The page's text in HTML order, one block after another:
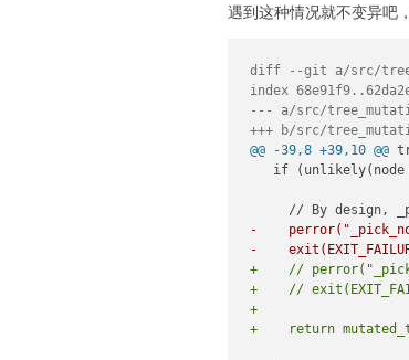
遇到这种情况就不变异吧
diff --git a/src/
index
--- a/src/
+++ b/src/
@@ -39,8 +39,10 @@
if (unlikely(node
-
-
+    //
+    //
+
+    return